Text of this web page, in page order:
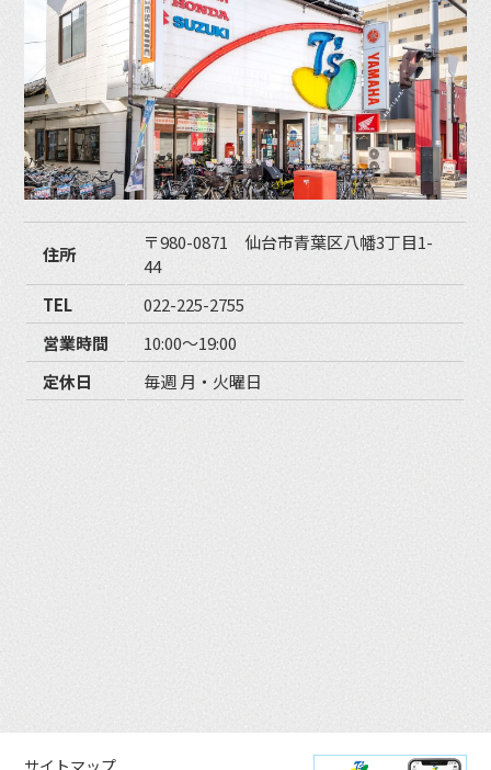
住所
〒980-0871 仙台市青葉区八幡3丁目1-
44
TEL
022-225-2755
営業時間
10:00〜19:00
定休日
毎週 月・火曜日